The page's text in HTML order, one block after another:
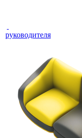
руководителя